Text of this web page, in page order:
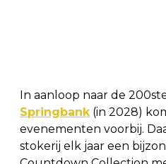
In aanloop naar de
Springbank (in 2028)
evenementen voorbij.
stokerij elk jaar een